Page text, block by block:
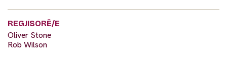
REGJISORË/E
Oliver Stone
Rob Wilson